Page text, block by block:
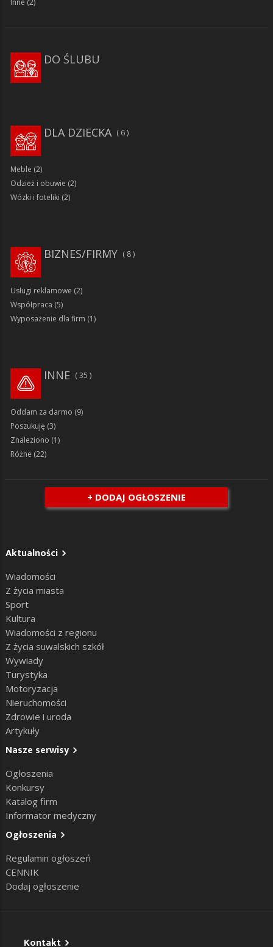
DO ŚLUBU
6
DLA DZIECKA
Meble (2)
Odzież i obuwie (2)
Wózki i foteliki (2)
8
BIZNES/FIRMY
Usługi reklamowe (2)
Współpraca (5)
Wyposażenie dla firm (1)
35
INNE
Oddam za darmo (9)
Poszukuję (3)
Znaleziono (1)
Różne (22)
+ DODAJ OGŁOSZENIE
Aktualności
Wiadomości
Z życia miasta
Sport
Kultura
Wiadomości z regionu
Z życia suwalskich szkół
Wywiady
Turystyka
Motoryzacja
Nieruchomości
Zdrowie i uroda
Artykuły
Nasze serwisy
Ogłoszenia
Konkursy
Katalog firm
Informator medyczny
Ogłoszenia
Regulamin ogłoszeń
CENNIK
Dodaj ogłoszenie
Kontakt